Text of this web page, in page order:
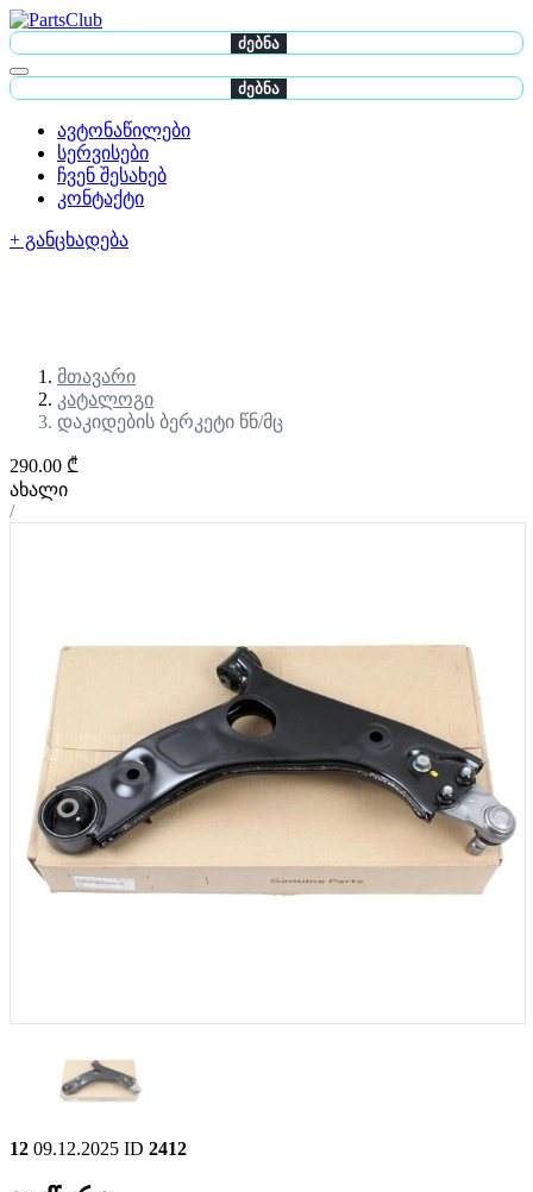
ძებნა
ძებნა
ავტონაწილები
სერვისები
ჩვენ შესახებ
კონტაქტი
+ განცხადება
მთავარი
კატალოგი
დაკიდების ბერკეტი წნ/მც
290.00 ₾
ახალი
/
12 09.12.2025 ID 2412